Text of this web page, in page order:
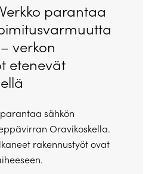
parantaa
verkon
etenevät
sähkön
Oravikoskella.
rakennustyöt ovat